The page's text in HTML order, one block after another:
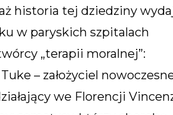
historia tej dziedziny
w paryskich szpitalach
„terapii moralnej”:
– założyciel
we Florencji